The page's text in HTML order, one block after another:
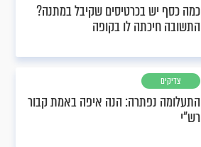
כמה כסף יש בכרטיסים שקיבל במתנה?
התשובה חיכתה לו בקופה
צדיקים
התעלומה נפתרה: הנה איפה באמת קבור
רש"י